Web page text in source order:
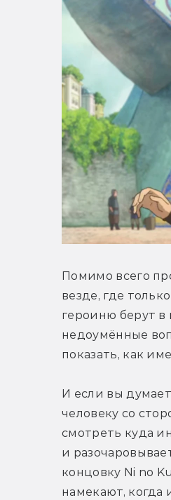
Помимо всего
везде, где
героиню берут в
недоумённые
показать, как
И если вы
человеку со
смотреть куда
и
концовку Ni no
намекают, когда